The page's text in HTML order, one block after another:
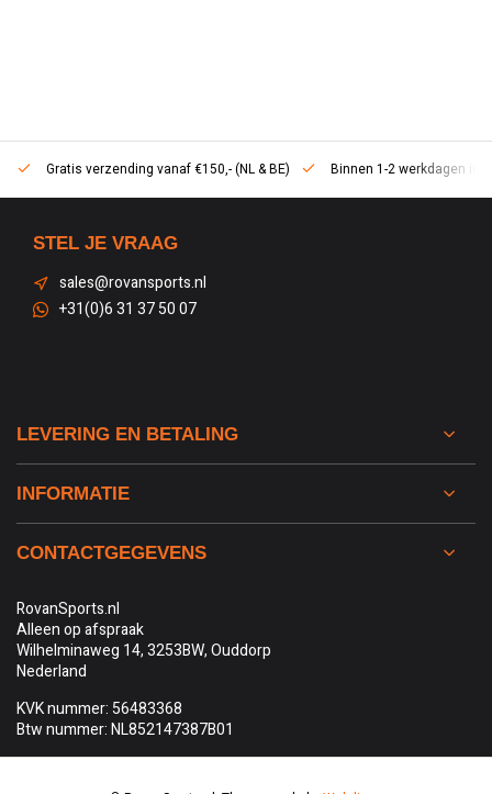
Gratis verzending vanaf €150,- (NL & BE) Binnen 1-2 werkdagen in
STEL JE VRAAG
sales@rovansports.nl
+31(0)6 31 37 50 07
LEVERING EN BETALING
INFORMATIE
CONTACTGEGEVENS
RovanSports.nl
Alleen op afspraak
Wilhelminaweg 14, 3253BW, Ouddorp
Nederland
KVK nummer: 56483368
Btw nummer: NL852147387B01